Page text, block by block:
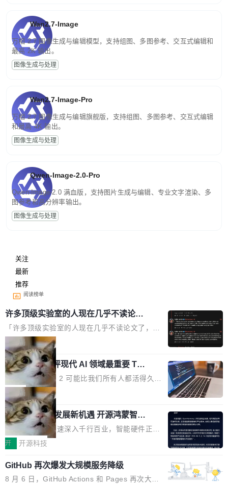
Wan2.7-Image
万相 2.7 图像生成与编辑模型，支持组图、多图参考、交互式编辑和
最高 2K 输出。
图像生成与处理
Wan2.7-Image-Pro
万相 2.7 图像生成与编辑旗舰版，支持组图、多图参考、交互式编辑
和最高 4K 输出。
图像生成与处理
Qwen-Image-2.0-Pro
Qwen-Image-2.0 满血版，支持图片生成与编辑、专业文字渲染、多
图参考和高分辨率输出。
图像生成与处理
关注
最新
推荐
阅读榜单
许多顶级实验室的人现在几乎不读论文
了
「许多顶级实验室的人现在几乎不读论文了，而
且他们认为 ICLR/ICML/NeurIPS 充斥着大量过
度宣传和欺诈。」 OpenAI 研究员 Keller Jorda
n 这条推文引发了广泛讨论。他不是在说风凉
话，他是说出了一个圈内人尽皆知但很少公开捅
破的事实。 Jordan 随后补充了一句软化声明：
「我不认为这些会议上大部分论文都在过度宣传
或造假。问题是，作为读者，如果你筛选出那些
看起来最令人兴奋的论文，那它们大部分都是过
度宣传的。」 这才是真正的痛点。不是所有论文
都有问题，是最吸引眼球的那批论文最有问题。
他引用的帖子来自 Mathew Shen，一位 ICLR 2
026 的读者：「看了篇 ...
局
xAI 前工程师评现代 AI 领域最重要 Top
3 开源项目
Flash Attention 2 可能比我们所有人都活得久。
这句话不是来自某个技术博客，而是出自 Hieu
Pham 的一条推文。Hieu Pham 是谁？他是 xAI
的早期工程师之一，在 Grok 训练基础设施团队
工作过。近日他在 X 上发了一条帖子，列出了他
认为现代 AI 领域最重要的三个开源项目。 第一
个名字毫无悬念：Flash Attention 2。 Hieu 的
理由很具体。FA 系列不需要解释，但 FA2 是他
认为最重要的一个——复杂度恰到好处，刚好能
局
共商智能硬件发展新机遇 开源鸿蒙智能
硬件开发者日杭州站即将举行
随着万物智联加速深入千行百业，智能硬件正从
单点设备迈向智能化、网联化、协同化发展。作
鸿蒙通过统一技术底座和分布式能力，为不同类
型智能设备的开发、连接与互联提供关键支撑，
开 开源科技
GitHub 再次爆发大规模服务降级
8 月 6 日，GitHub Actions 和 Pages 再次大规